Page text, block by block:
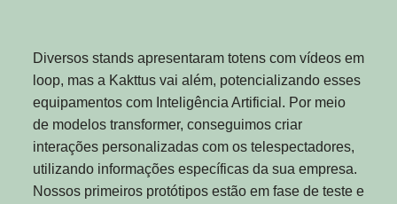
Diversos stands apresentaram totens com vídeos em
loop, mas a Kakttus vai além, potencializando esses
equipamentos com Inteligência Artificial. Por meio
de modelos transformer, conseguimos criar
interações personalizadas com os telespectadores,
utilizando informações específicas da sua empresa.
Nossos primeiros protótipos estão em fase de teste e